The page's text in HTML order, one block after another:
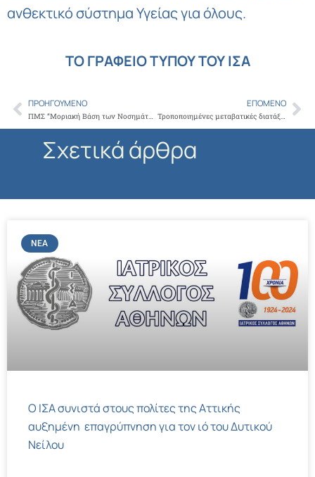
ανθεκτικό σύστημα Υγείας για όλους.
ΤΟ ΓΡΑΦΕΙΟ ΤΥΠΟΥ ΤΟΥ ΙΣΑ
Prev
ΠΡΟΗΓΟΎΜΕΝΟ ΕΠΌΜΕΝΟ
Τροποποιημένες μεταβατικές διατάξεις για την απόκτηση τίτλου ιατρικής εξειδίκευσης στη Χειρουργική Μαστού
Σχετικά άρθρα
ΝΈΑ
Ο ΙΣΑ συνιστά στους πολίτες της Αττικής
αυξημένη επαγρύπνηση για τον ιό του Δυτικού
Νείλου